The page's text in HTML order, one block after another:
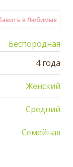
в Любимые
Беспородная
4 года
Женский
Средний
Семейная